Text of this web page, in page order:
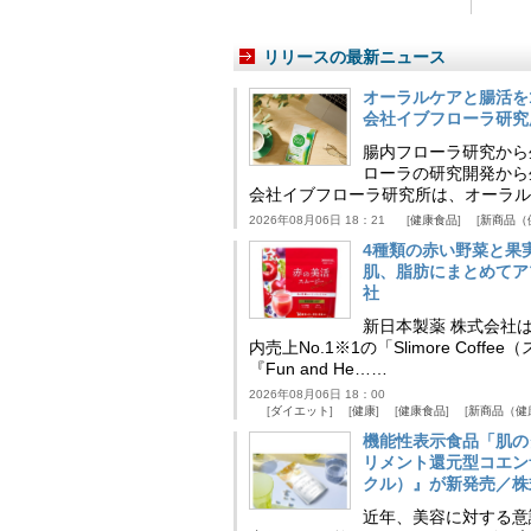
リリースの最新ニュース
オーラルケアと腸活
会社イブフローラ研
腸内フローラ研究か
ローラの研究開発か
会社イブフローラ研究所は、オーラ
2026年08月06日 18：21 健康食品 新商品（
4種類の赤い野菜と果
肌、脂肪にまとめて
社
新日本製薬 株式会社
内売上No.1※1の「Slimore Coffee（
『Fun and He……
2026年08月06日 18：00
ダイエット
健康 健康食品 新商品（健
機能性表示食品「肌
リメント還元型コエ
クル）』が新発売／
近年、美容に対する